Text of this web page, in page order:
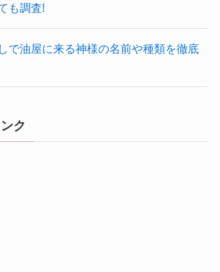
も調査!
で油屋に来る神様の名前や種類を徹底
ク